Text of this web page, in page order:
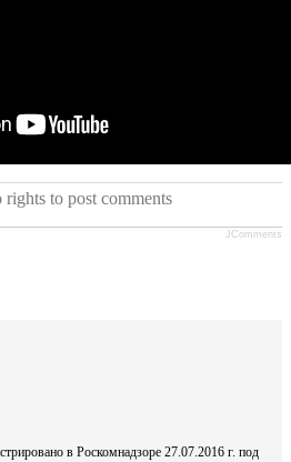
rights to post comments
JComments
в Роскомнадзоре 27.07.2016 г. под